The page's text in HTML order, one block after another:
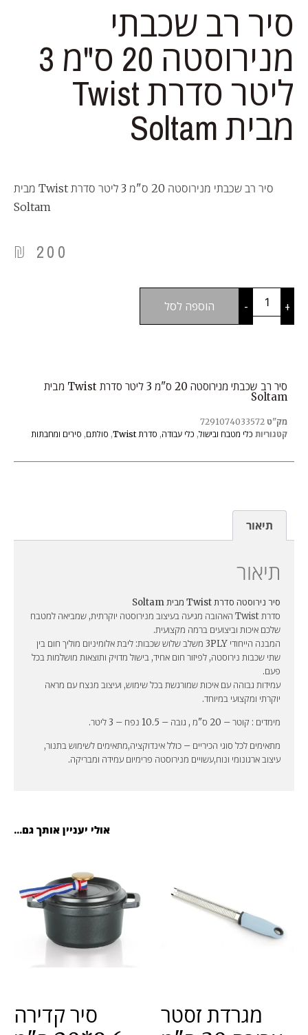
סיר רב שכבתי
מנירוסטה 20 ס"מ 3
ליטר סדרת Twist
מבית Soltam
סיר רב שכבתי מנירוסטה 20 ס"מ 3 ליטר סדרת Twist מבית
Soltam
200
₪
+
- הוספה לסל
אולי יעניין אותך גם...
מגרדת זסטר
סיר קדירה
סיר רב שכבתי מנירוסטה 20 ס"מ 3 ליטר סדרת Twist מבית
Soltam
מק"ט 7291074033572
קטגוריות כלי מטבח ובישול, כלי עבודה, סדרת Twist , סולתם, סירים ומחבתות
תיאור
תיאור
סיר נירוסטה סדרת מבית
סדרת Twist האהובה מגיעה בעיצוב מנירוסטה יוקרתית, שמביאה למטבח
שלכם איכות וביצועים ברמה מקצועית.
המבנה הייחודי 3PLY משלב שלוש שכבות: ליבת אלומיניום מוליך חום בין
שתי שכבות נירוסטה, לפיזור חום אחיד, בישול מדויק ותוצאות מושלמות בכל
פעם.
עמידות גבוהה עם איכות שמורגשת בכל שימוש, ועיצוב מנצח עם מראה
יוקרתי ומקצועי במיוחד.
מימדים : קוטר – 20 ס"מ , גובה – 10.5 נפח – 3 ליטר.
מתאימים לכל סוגי הכיריים – כולל אינדוקציה,מתאימים לשימוש בתנור,
עיצוב ארגונומי ונוח,עשויים מנירוסטה פרימיום עמידה ומבריקה.